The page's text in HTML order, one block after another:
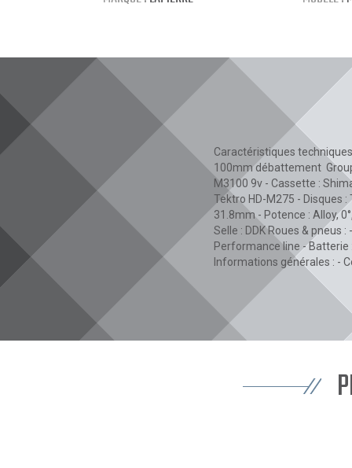
Caractéristiques
100mm débattement
M3100 9v - Cassette :
Tektro HD-M275 - Disques
31.8mm - Potence : Alloy,
Selle : DDK Roues & pneus
Performance line - Batterie
Informations générales : -